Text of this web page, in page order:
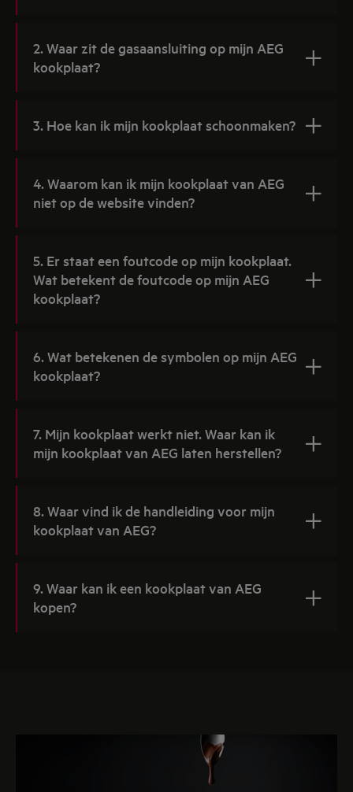
2. Waar zit de gasaansluiting op mijn AEG
kookplaat?
3. Hoe kan ik mijn kookplaat schoonmaken?
4. Waarom kan ik mijn kookplaat van AEG
niet op de website vinden?
5. Er staat een foutcode op mijn kookplaat.
Wat betekent de foutcode op mijn AEG
kookplaat?
6. Wat betekenen de symbolen op mijn AEG
kookplaat?
7. Mijn kookplaat werkt niet. Waar kan ik
mijn kookplaat van AEG laten herstellen?
8. Waar vind ik de handleiding voor mijn
kookplaat van AEG?
9. Waar kan ik een kookplaat van AEG
kopen?